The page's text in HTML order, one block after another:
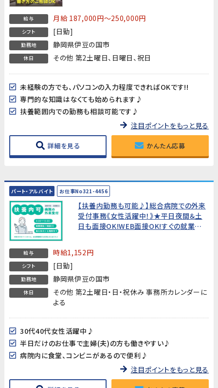
給与 月給 187,000円～250,000円
シフト [日勤]
勤務地 静岡県伊豆の国市
休日 その他 第2土曜日、日曜日、祝日
未経験の方でも、パソコンの入力程度できればOKです!!
専門的な知識はなくても始められます♪
扶養範囲内での勤務も相談可能です♪
注目ポイントをもっと見る
詳細を見る かんたん応募
パート・アルバイト お仕事No321-4456
【扶養内勤務も可能♪】総合病院での外来
受付事務《女性活躍中！》★平日夜間＆土
日も面接OK!WEB面接OK!すぐの就業開
給与 時給1,152円
シフト [日勤]
勤務地 静岡県伊豆の国市
休日
その他 第2土曜日・日・祝休み 事務所カレンダーに
よる
30代40代女性活躍中♪
半日だけのお仕事で主婦(夫)の方も働きやすい♪
病院内に食堂、コンビニがあるので便利♪
注目ポイントをもっと見る